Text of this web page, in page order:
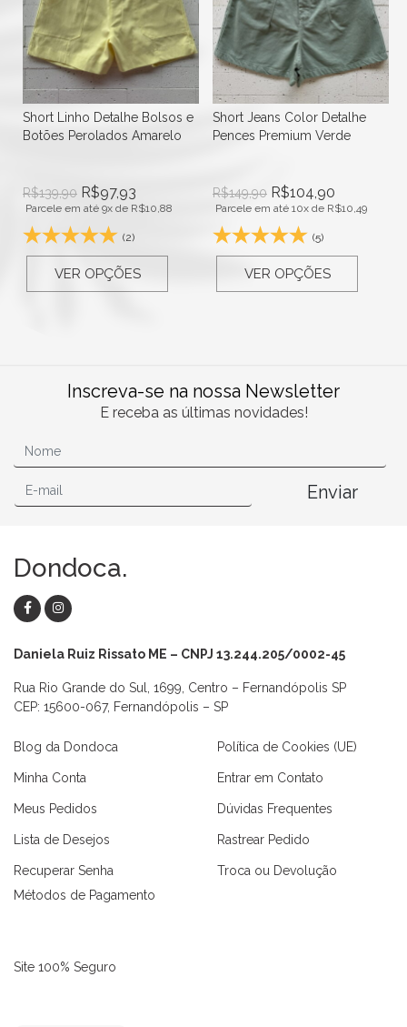
Short Linho Detalhe Bolsos e
Botões Perolados Amarelo
R$139,90 R$97,93
Parcele em até 9x de R$10,88
(2)
VER OPÇÕES
Short Jeans Color Detalhe
Pences Premium Verde
R$149,90 R$104,90
Parcele em até 10x de R$10,49
(5)
VER OPÇÕES
Inscreva-se na nossa Newsletter
E receba as últimas novidades!
Enviar
Dondoca.
Daniela Ruiz Rissato ME – CNPJ 13.244.205/0002-45
Rua Rio Grande do Sul, 1699, Centro – Fernandópolis SP
CEP: 15600-067, Fernandópolis – SP
Blog da Dondoca
Minha Conta
Meus Pedidos
Lista de Desejos
Recuperar Senha
Política de Cookies (UE)
Entrar em Contato
Dúvidas Frequentes
Rastrear Pedido
Troca ou Devolução
Métodos de Pagamento
Site 100% Seguro